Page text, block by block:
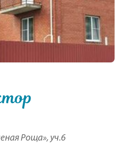
Роща», уч.6